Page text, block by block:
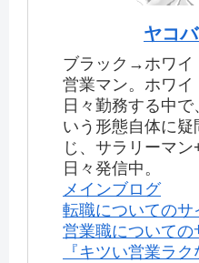
ヤコ
ブラック→ホワイ
営業マン。ホワイ
日々勤務する中で
いう形態自体に
じ、サラリーマン
日々発信中。
メインブログ
転職についてのサ
営業職についての
『キツい営業ラク